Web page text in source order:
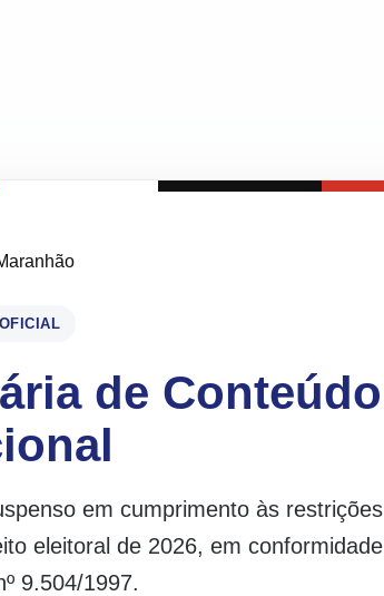
de Conteúdo
em cumprimento às restrições
eleitoral de 2026, em conformidade
9.504/1997.